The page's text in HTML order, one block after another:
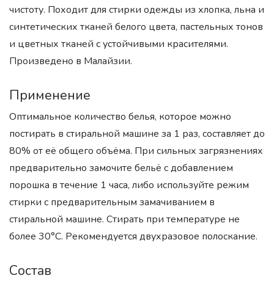
чистоту. Походит для стирки одежды из хлопка, льна и
синтетических тканей белого цвета, пастельных тонов
и цветных тканей с устойчивыми красителями.
Произведено в Малайзии.
Применение
Оптимальное количество белья, которое можно
постирать в стиральной машине за 1 раз, составляет до
80% от её общего объёма. При сильных загрязнениях
предварительно замочите бельё с добавлением
порошка в течение 1 часа, либо используйте режим
стирки с предварительным замачиванием в
стиральной машине. Стирать при температуре не
более 30°C. Рекомендуется двухразовое полоскание.
Состав